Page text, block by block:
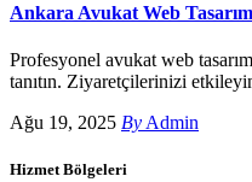
Ankara Avukat Web Tasarım
Profesyonel avukat web
tanıtın. Ziyaretçilerinizi
Ağu 19, 2025 By Admin
Hizmet Bölgeleri